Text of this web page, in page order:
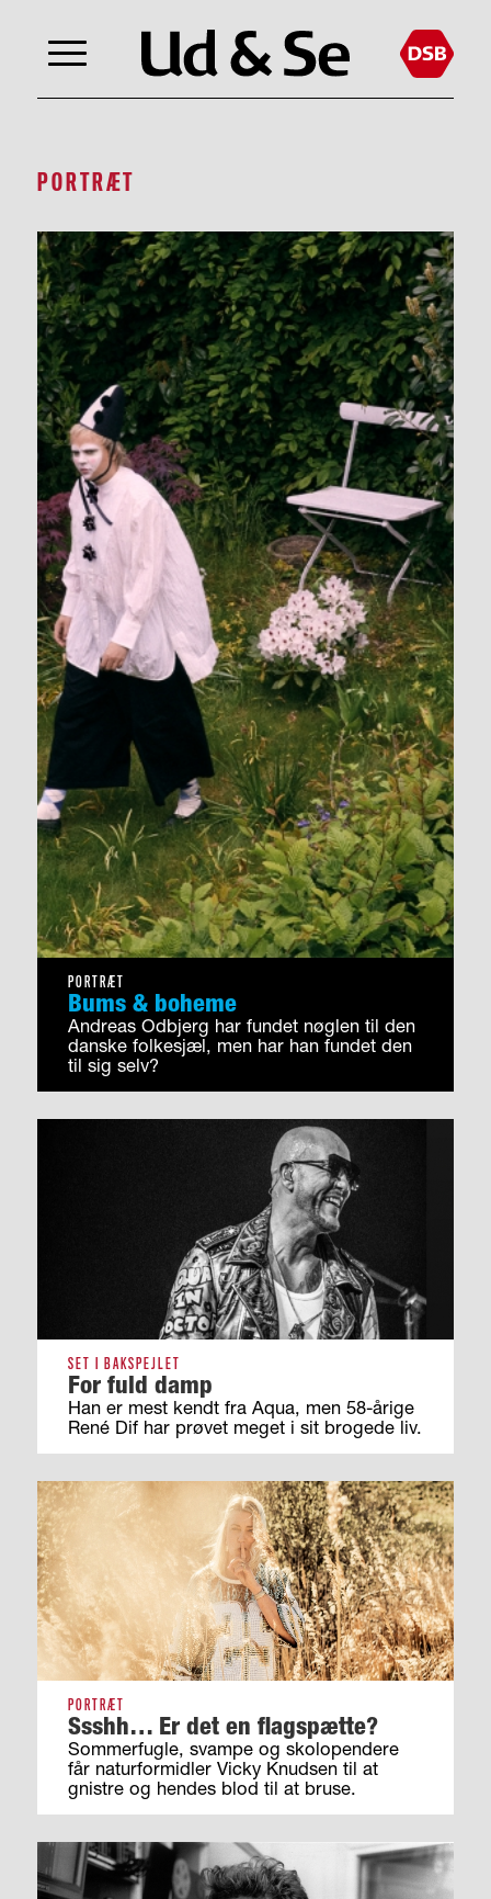
PORTRÆT
PORTRÆT
Bums & boheme
Andreas Odbjerg har fundet nøglen til den
danske folkesjæl, men har han fundet den
til sig selv?
SET I BAKSPEJLET
For fuld damp
Han er mest kendt fra Aqua, men 58-årige
René Dif har prøvet meget i sit brogede liv.
PORTRÆT
Ssshh… Er det en flagspætte?
Sommerfugle, svampe og skolopendere
får naturformidler Vicky Knudsen til at
gnistre og hendes blod til at bruse.